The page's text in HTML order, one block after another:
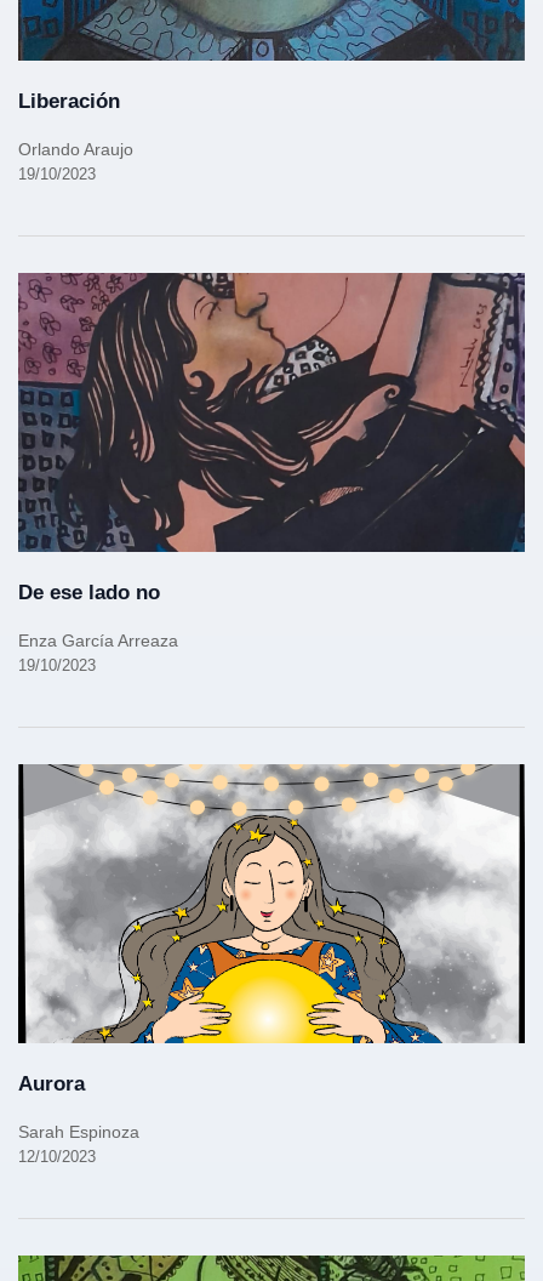
Liberación
Orlando Araujo
19/10/2023
De ese lado no
Enza García Arreaza
19/10/2023
Aurora
Sarah Espinoza
12/10/2023